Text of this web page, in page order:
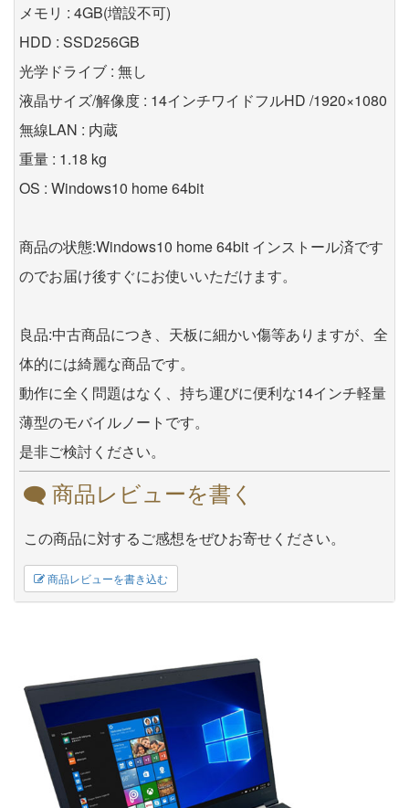
メモリ : 4GB(増設不可)
HDD : SSD256GB
光学ドライブ : 無し
液晶サイズ/解像度 : 14インチワイドフルHD /1920×1080
無線LAN : 内蔵
重量 : 1.18 kg
OS : Windows10 home 64bit
商品の状態:Windows10 home 64bit インストール済です
のでお届け後すぐにお使いいただけます。
良品:中古商品につき、天板に細かい傷等ありますが、全
体的には綺麗な商品です。
動作に全く問題はなく、持ち運びに便利な14インチ軽量
薄型のモバイルノートです。
是非ご検討ください。
商品レビューを書く
この商品に対するご感想をぜひお寄せください。
商品レビューを書き込む